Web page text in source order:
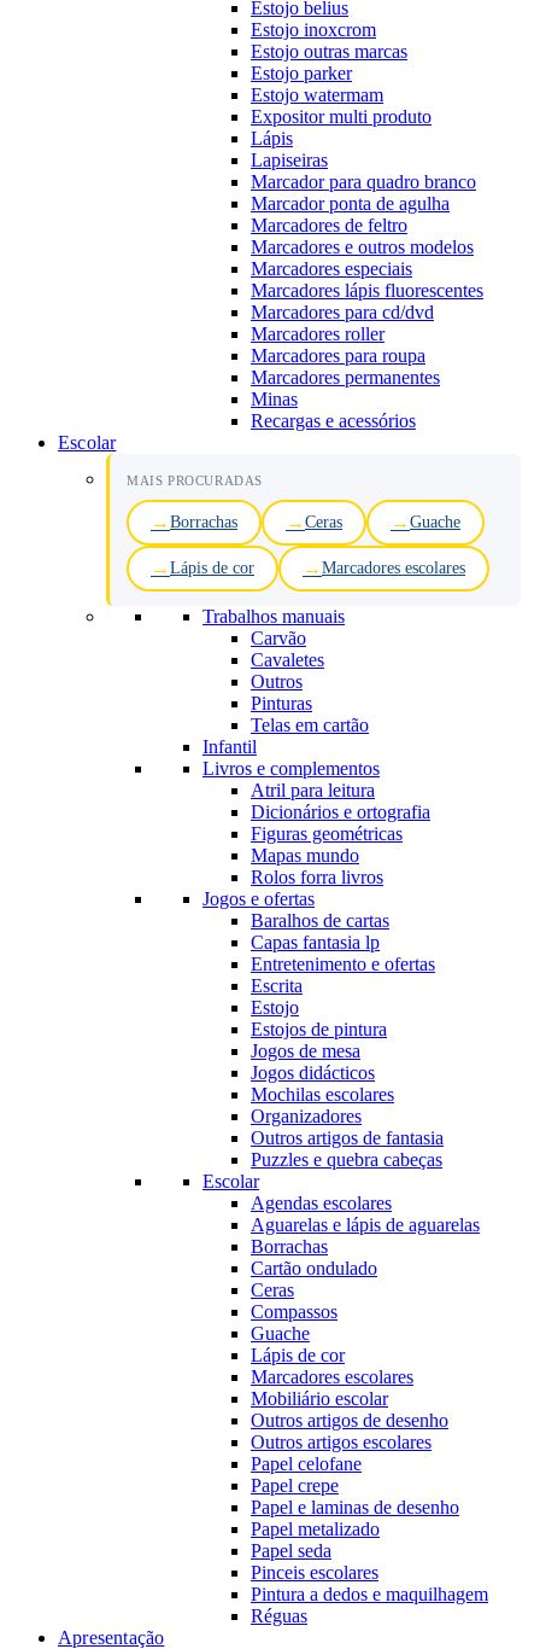
Estojo belius
Estojo inoxcrom
Estojo outras marcas
Estojo parker
Estojo watermam
Expositor multi produto
Lápis
Lapiseiras
Marcador para quadro branco
Marcador ponta de agulha
Marcadores de feltro
Marcadores e outros modelos
Marcadores especiais
Marcadores lápis fluorescentes
Marcadores para cd/dvd
Marcadores roller
Marcadores para roupa
Marcadores permanentes
Minas
Recargas e acessórios
Escolar
MAIS PROCURADAS
Borrachas Ceras Guache
Lápis de cor Marcadores escolares
Trabalhos manuais
Carvão
Cavaletes
Outros
Pinturas
Telas em cartão
Infantil
Livros e complementos
Atril para leitura
Dicionários e ortografia
Figuras geométricas
Mapas mundo
Rolos forra livros
Jogos e ofertas
Baralhos de cartas
Capas fantasia lp
Entretenimento e ofertas
Escrita
Estojo
Estojos de pintura
Jogos de mesa
Jogos didácticos
Mochilas escolares
Organizadores
Outros artigos de fantasia
Puzzles e quebra cabeças
Escolar
Agendas escolares
Aguarelas e lápis de aguarelas
Borrachas
Cartão ondulado
Ceras
Compassos
Guache
Lápis de cor
Marcadores escolares
Mobiliário escolar
Outros artigos de desenho
Outros artigos escolares
Papel celofane
Papel crepe
Papel e laminas de desenho
Papel metalizado
Papel seda
Pinceis escolares
Pintura a dedos e maquilhagem
Réguas
Apresentação